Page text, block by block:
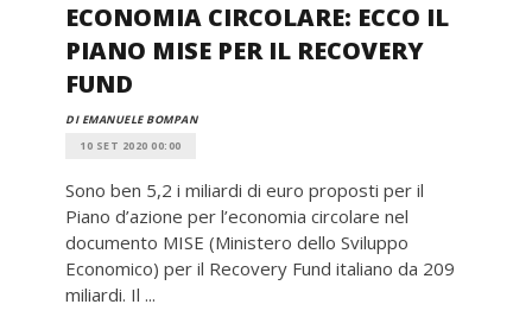
ECONOMIA CIRCOLARE: ECCO IL
PIANO MISE PER IL RECOVERY
FUND
DI EMANUELE BOMPAN
10 SET 2020 00:00
Sono ben 5,2 i miliardi di euro proposti per il
Piano d’azione per l’economia circolare nel
documento MISE (Ministero dello Sviluppo
Economico) per il Recovery Fund italiano da 209
miliardi. Il ...